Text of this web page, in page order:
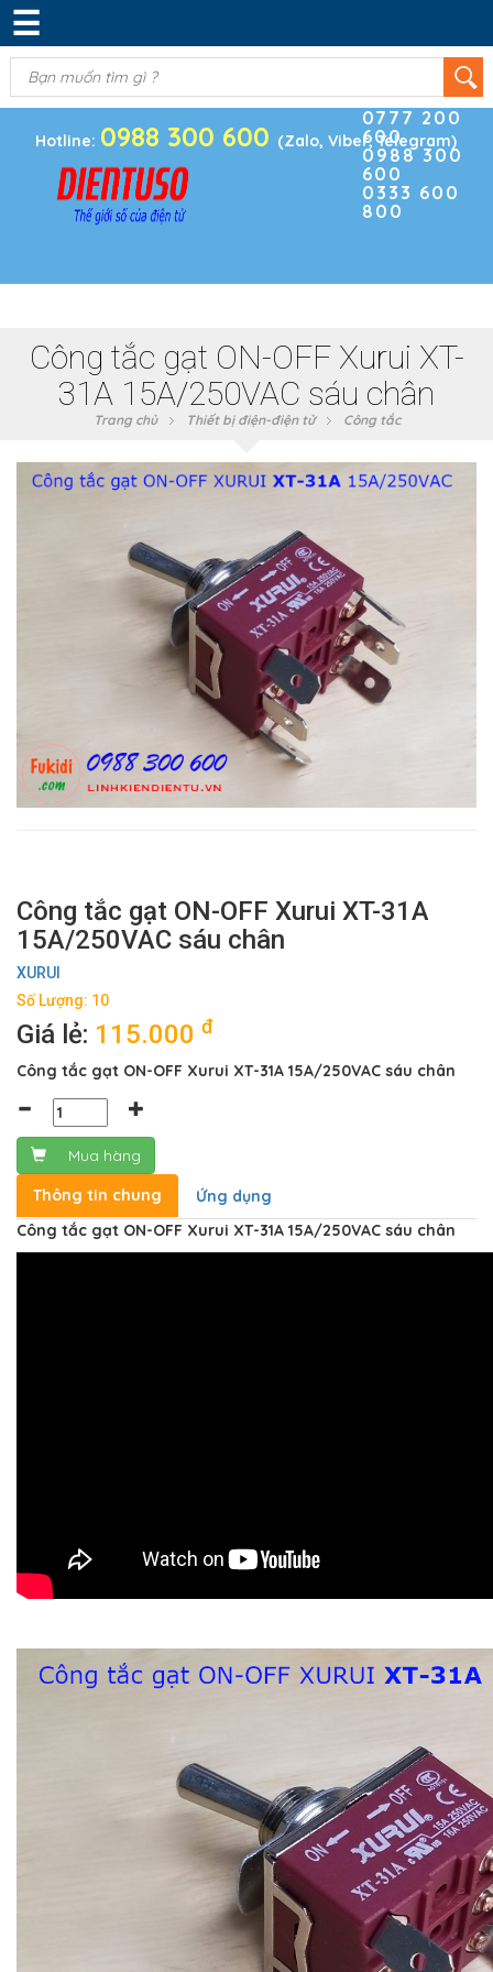
DANH MỤC SẢN PHẨM
KIM KHÍ
ĐIỆN TRỞ & TỤ ĐIỆN
BOARD PHÁT TRIỂN
MODULE CẢM BIẾN
LINH KIỆN KHÁC
☰
Hotline: 0988 300 600 (Zalo, Viber, Telegram)
Điện thoại
0777 200
600
0988 300
600
0333 600
800
(0)
Công tắc gạt ON-OFF Xurui XT-
31A 15A/250VAC sáu chân
Trang chủ Thiết bị điện-điện tử Công tắc
Công tắc gạt ON-OFF Xurui XT-31A
15A/250VAC sáu chân
XURUI
Số Lượng: 10
Giá lẻ: 115.000 đ
Công tắc gạt ON-OFF Xurui XT-31A 15A/250VAC sáu chân
Mua hàng
Thông tin chung
Ứng dụng
Công tắc gạt ON-OFF Xurui XT-31A 15A/250VAC sáu chân